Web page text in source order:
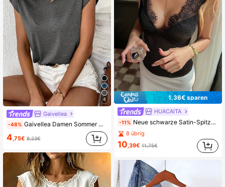
4
Gaivellea
-48% Gaivellea Damen Sommer Solides Farb Rundhals Fledermausärmel lässig T-Shirt
4 ,75€ 9,23€
1,36€ sparen
HUACAITA
-11% Neue schwarze Satin-Spitzen-Camisole, sexy tiefer V-Ausschnitt Wimpern-Spitzen-Patchwork-Design, schlanke elegante Bürokleidung ärmellose Bluse Sommer
8 übrig
10,39€ 11,75€